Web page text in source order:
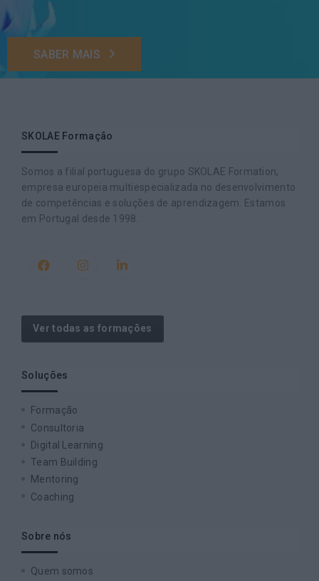
SABER MAIS
SKOLAE Formação
Somos a filial portuguesa do grupo SKOLAE Formation,
empresa europeia multiespecializada no desenvolvimento
de competências e soluções de aprendizagem. Estamos
em Portugal desde 1998.
Ver todas as formações
Soluções
Formação
Consultoria
Digital Learning
Team Building
Mentoring
Coaching
Sobre nós
Quem somos